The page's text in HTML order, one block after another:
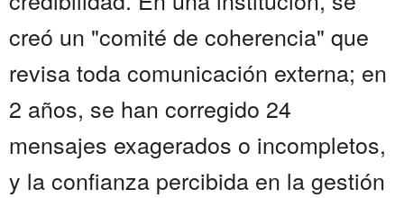
creó un "comité de coherencia" que
revisa toda comunicación externa; en
2 años, se han corregido 24
mensajes exagerados o incompletos,
y la confianza percibida en la gestión